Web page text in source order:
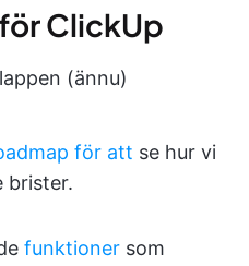
ClickUp
(ännu)
för att se hur vi
brister.
funktioner som